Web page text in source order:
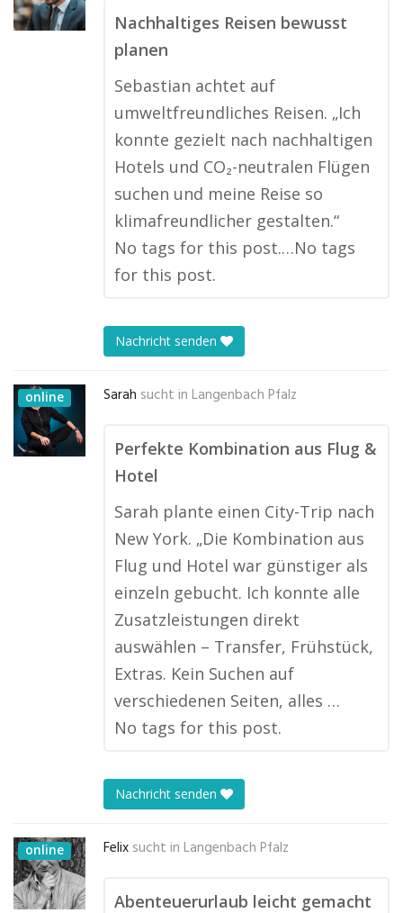
Nachhaltiges Reisen bewusst
planen
Sebastian achtet auf
umweltfreundliches Reisen. „Ich
konnte gezielt nach nachhaltigen
Hotels und CO₂-neutralen Flügen
suchen und meine Reise so
klimafreundlicher gestalten.“
No tags for this post.…No tags
for this post.
Nachricht senden
online Sarah sucht in Langenbach Pfalz
Perfekte Kombination aus Flug &
Hotel
Sarah plante einen City-Trip nach
New York. „Die Kombination aus
Flug und Hotel war günstiger als
einzeln gebucht. Ich konnte alle
Zusatzleistungen direkt
auswählen – Transfer, Frühstück,
Extras. Kein Suchen auf
verschiedenen Seiten, alles …
No tags for this post.
Nachricht senden
online Felix sucht in Langenbach Pfalz
Abenteuerurlaub leicht gemacht